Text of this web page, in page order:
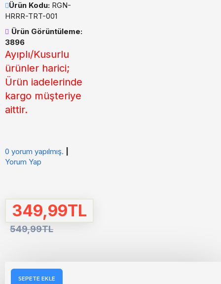
Ürün Kodu: RGN-
HRRR-TRT-001
Ürün Görüntüleme:
3896
Ayıplı/Kusurlu
ürünler harici;
Ürün iadelerinde
kargo müşteriye
aittir.
0 yorum yapılmış.
Yorum Yap
349,99TL
549,99TL
SEPETE EKLE